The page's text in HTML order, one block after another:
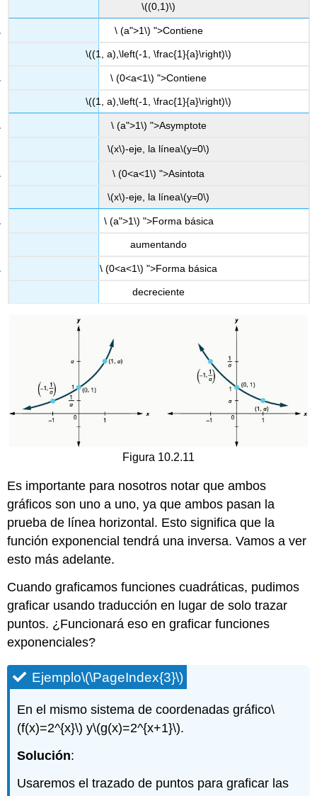
\((0,1)\)
\ (a">1\) ">Contiene
\((1, a),\left(-1, \frac{1}{a}\right)\)
\ (0<a<1\) ">Contiene
\((1, a),\left(-1, \frac{1}{a}\right)\)
\ (a">1\) ">Asymptote
\(x\)-eje, la línea\(y=0\)
\ (0<a<1\) ">Asintota
\(x\)-eje, la línea\(y=0\)
\ (a">1\) ">Forma básica
aumentando
\ (0<a<1\) ">Forma básica
decreciente
Figura 10.2.11
Es importante para nosotros notar que ambos
gráficos son uno a uno, ya que ambos pasan la
prueba de línea horizontal. Esto significa que la
función exponencial tendrá una inversa. Vamos a ver
esto más adelante.
Cuando graficamos funciones cuadráticas, pudimos
graficar usando traducción en lugar de solo trazar
puntos. ¿Funcionará eso en graficar funciones
exponenciales?
Ejemplo\(\PageIndex{3}\)
En el mismo sistema de coordenadas gráfico\
(f(x)=2^{x}\) y\(g(x)=2^{x+1}\).
Solución:
Usaremos el trazado de puntos para graficar las